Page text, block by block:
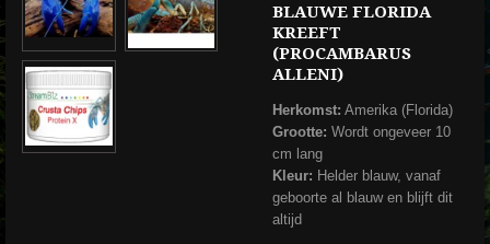
BLAUWE FLORIDA
KREEFT
(PROCAMBARUS
ALLENI)
Herkomst: Amerika (Florida)
Grootte: Wordt ongeveer 10
cm lang
Kleur: Helder blauw, vanaf
geboorte al blauw en blijft dit
altijd